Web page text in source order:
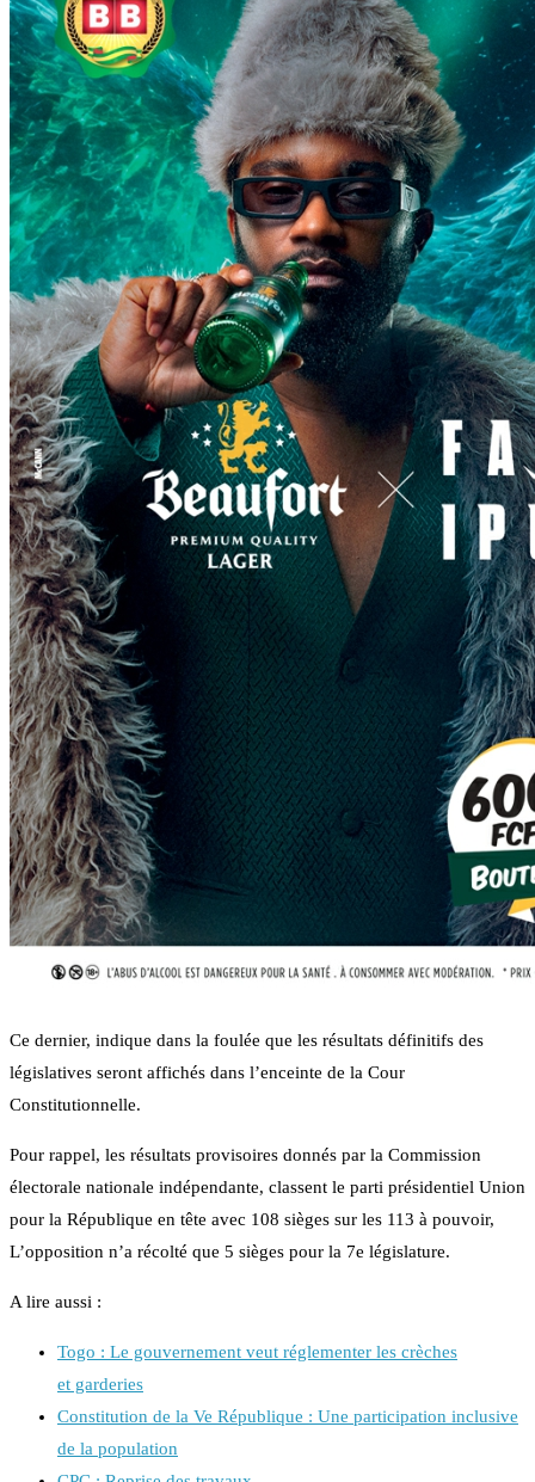
Ce dernier, indique dans la foulée que les résultats définitifs des
législatives seront affichés dans l’enceinte de la Cour
Constitutionnelle.
Pour rappel, les résultats provisoires donnés par la Commission
électorale nationale indépendante, classent le parti présidentiel Union
pour la République en tête avec 108 sièges sur les 113 à pouvoir,
L’opposition n’a récolté que 5 sièges pour la 7e législature.
A lire aussi :
Togo : Le gouvernement veut réglementer les crèches
et garderies
Constitution de la Ve République : Une participation inclusive
de la population